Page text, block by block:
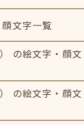
文字一覧
の絵文字・顔文
の絵文字・顔文